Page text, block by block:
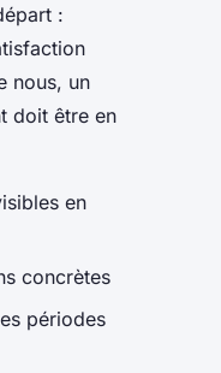
:
nous, un
doit être en
en
concrètes
périodes